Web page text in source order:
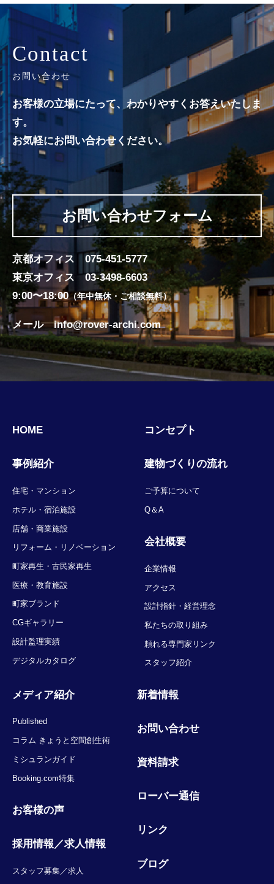
Contact
お問い合わせ
お客様の立場にたって、わかりやすくお答えいたしま
す。
お気軽にお問い合わせください。
お問い合わせフォーム
京都オフィス 075-451-5777
東京オフィス03-3498-6603
9:00〜18:00（年中無休・ご相談無料）
メールinfo@rover-archi.com
HOME
事例紹介
住宅・マンション
ホテル・宿泊施設
店舗・商業施設
リフォーム・リノベーション
町家再生・古民家再生
医療・教育施設
町家ブランド
CGギャラリー
設計監理実績
デジタルカタログ
コンセプト
建物づくりの流れ
ご予算について
Q＆A
会社概要
企業情報
アクセス
設計指針・経営理念
私たちの取り組み
頼れる専門家リンク
スタッフ紹介
メディア紹介
Published
コラム きょうと空間創生術
ミシュランガイド
Booking.com特集
お客様の声
採用情報／求人情報
スタッフ募集／求人
新着情報
お問い合わせ
資料請求
ローバー通信
リンク
ブログ